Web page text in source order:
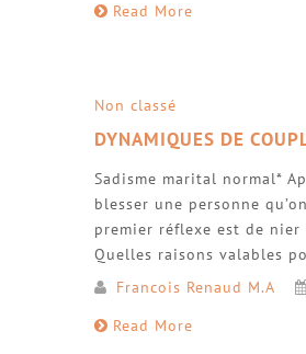
Read More
Non classé
DYNAMIQUES DE
Sadisme marital normal*
blesser une personne
premier réflexe est de nier
Quelles raisons valables
Francois Renaud M.A
Read More